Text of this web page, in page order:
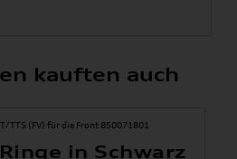
kauften auch
in Schwarz